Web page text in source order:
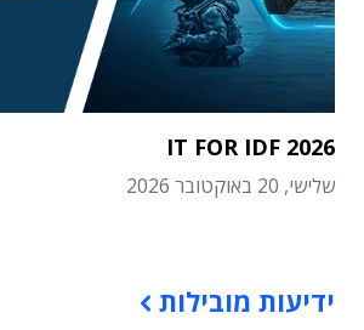
IT FOR IDF 2026
שלישי, 20 באוקטובר 2026
ידיעות מובילות